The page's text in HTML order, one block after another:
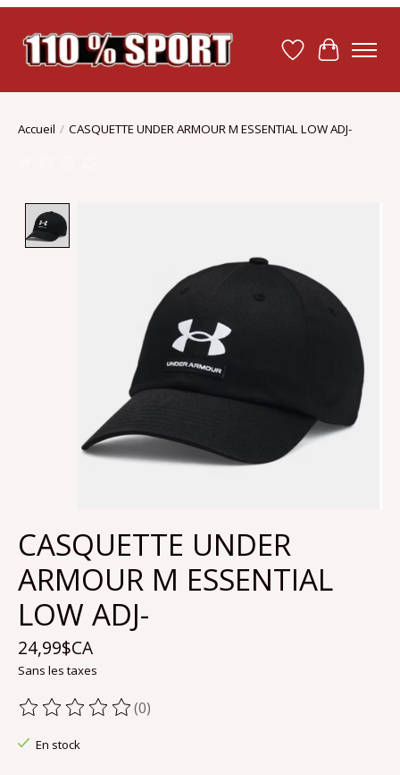
Liste dePanier
Accueil / CASQUETTE UNDER ARMOUR M ESSENTIAL LOW ADJ-
CASQUETTE UNDER
ARMOUR M ESSENTIAL
LOW ADJ-
24,99$CA
Sans les taxes
Ce produit est évalué à
(0)
En stock